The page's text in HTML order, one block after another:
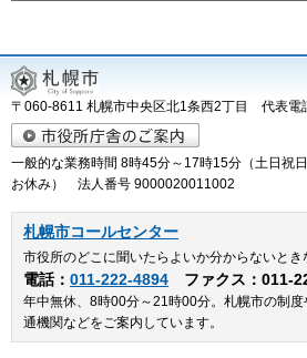
〒060-8611 札幌市中央区北1条西2丁目 代表
一般的な業務時間 8時45分～17時15分（土日祝
お休み） 法人番号 9000020011002
札幌市コールセンター
市役所のどこに聞いたらよいか分からないとき
電話： 011-222-4894 ファクス：011-
年中無休、8時00分～21時00分。札幌市の制
通機関などをご案内しています。